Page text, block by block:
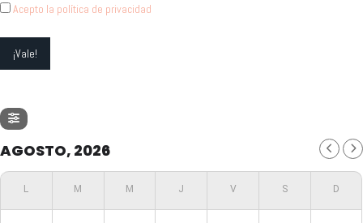
Acepto la política de privacidad
AGOSTO, 2026